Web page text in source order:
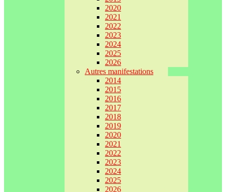
2020
2021
2022
2023
2024
2025
2026
Autres manifestations
2014
2015
2016
2017
2018
2019
2020
2021
2022
2023
2024
2025
2026